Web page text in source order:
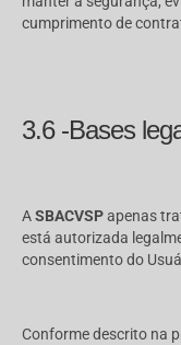
cumprimento de
3.6 -Bases
ASBACVSPapenas
está autorizada
consentimento do
Conforme descrito na